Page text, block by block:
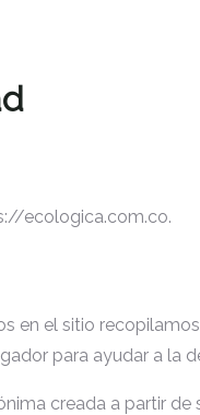
ecologica.com.co.
en el sitio
para ayudar a la
creada a partir